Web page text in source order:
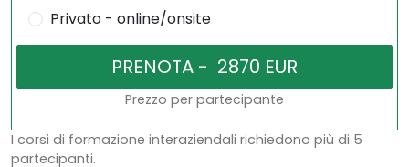
Privato - online/onsite
Prezzo per partecipante
I corsi di formazione interaziendali richiedono più di 5
partecipanti.